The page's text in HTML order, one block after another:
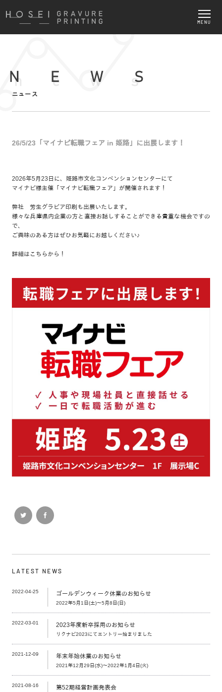
MENU
ニュース
26/5/23「マイナビ転職フェア in 姫路」に出展します！
2026年5月23日に、姫路市文化コンベンションセンターにて
マイナビ様主催「マイナビ転職フェア」が開催されます！
弊社 芳生グラビア印刷も出展いたします。
様々な兵庫県内企業の方と直接お話しすることができる貴重な機会ですの
で、
ご興味のある方はぜひお気軽にお越しください♪
詳細は こちらから！
LATEST NEWS
2022-04-25 ゴールデンウィーク休業のお知らせ
2022年5月1日(土)～5月8日(日)
2022-03-01 2023年度新卒採用のお知らせ
リクナビ2023にてエントリー始まりました
2021-12-09 年末年始休業のお知らせ
2021年12月29日(水)～2022年1月4日(火)
2021-08-16 第52期経営計画発表会